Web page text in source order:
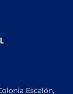
Escalón,